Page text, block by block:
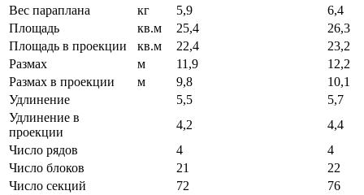
Вес параплана
кг 5,9
6,4
Площадь
кв.м 25,4
26,3
Площадь в проекции
кв.м 22,4
23,2
Размах
м 11,9
12,2
Размах в проекции
м 9,8
10,1
Удлинение
5,5
5,7
Удлинение в
проекции
4,2
4,4
Число рядов
4
4
Число блоков
21
22
Число секций
72
76